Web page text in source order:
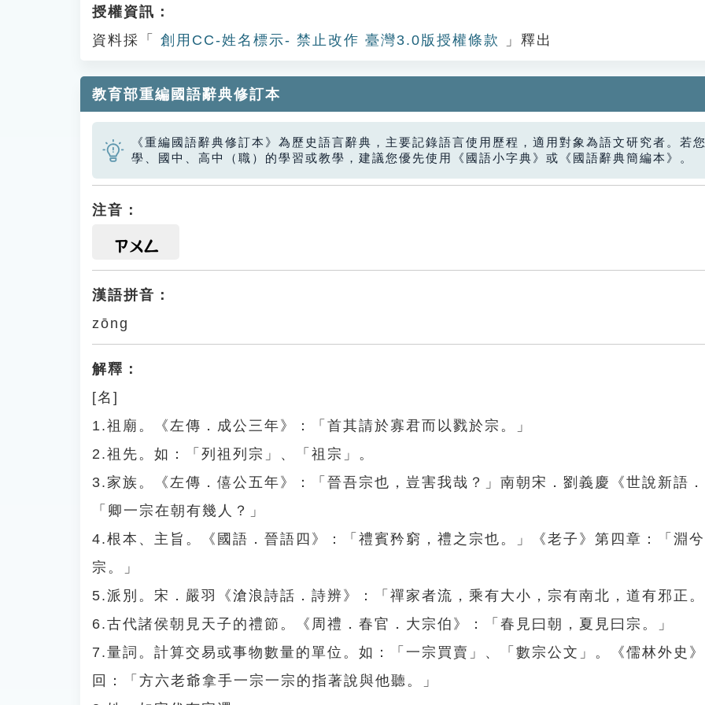
授權資訊：
資料採「
創用CC-姓名標示- 禁止改作 臺灣3.0版授權條款 」釋出
教育部重編國語辭典修訂本
《重編國語辭典修訂本》為歷史語言辭典，主要記錄語言使用歷程，適用對象為語文研究者。若
學、國中、高中（職）的學習或教學，建議您優先使用《國語小字典》或《國語辭典簡編本》。
注音：
ㄗㄨㄥ
漢語拼音：
zōng
解釋：
[名]
1.祖廟。《左傳．成公三年》：「首其請於寡君而以戮於宗。」
2.祖先。如：「列祖列宗」、「祖宗」。
3.家族。《左傳．僖公五年》：「晉吾宗也，豈害我哉？」南朝宋．劉義慶《世說新語
「卿一宗在朝有幾人？」
4.根本、主旨。《國語．晉語四》：「禮賓矜窮，禮之宗也。」《老子》第四章：「淵
宗。」
5.派別。宋．嚴羽《滄浪詩話．詩辨》：「禪家者流，乘有大小，宗有南北，道有邪正
6.古代諸侯朝見天子的禮節。《周禮．春官．大宗伯》：「春見曰朝，夏見曰宗。」
7.量詞。計算交易或事物數量的單位。如：「一宗買賣」、「數宗公文」。《儒林外史
回：「方六老爺拿手一宗一宗的指著說與他聽。」